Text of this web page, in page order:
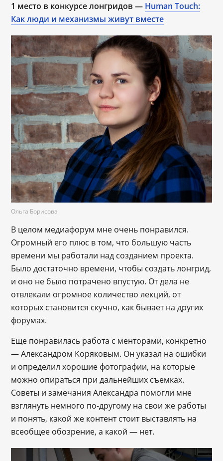
1 место в конкурсе лонгридов — Human Touch:
Как люди и механизмы живут вместе
Ольга Борисова
В целом медиафорум мне очень понравился.
Огромный его плюс в том, что большую часть
времени мы работали над созданием проекта.
Было достаточно времени, чтобы создать лонгрид,
и оно не было потрачено впустую. От дела не
отвлекали огромное количество лекций, от
которых становится скучно, как бывает на других
форумах.
Еще понравилась работа с менторами, конкретно
— Александром Коряковым. Он указал на ошибки
и определил хорошие фотографии, на которые
можно опираться при дальнейших съемках.
Советы и замечания Александра помогли мне
взглянуть немного по-другому на свои же работы
и понять, какой же контент стоит выставлять на
всеобщее обозрение, а какой — нет.